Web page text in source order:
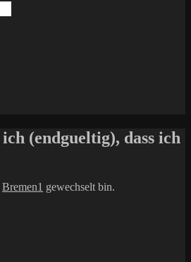
(endgueltig), dass ich
Bremen1 gewechselt bin.